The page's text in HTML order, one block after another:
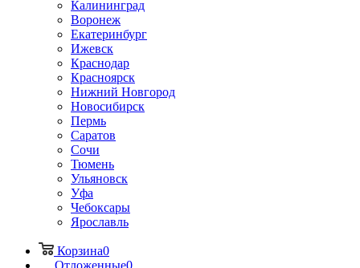
Калининград
Воронеж
Екатеринбург
Ижевск
Краснодар
Красноярск
Нижний Новгород
Новосибирск
Пермь
Саратов
Сочи
Тюмень
Ульяновск
Уфа
Чебоксары
Ярославль
Корзина0
Отложенные0